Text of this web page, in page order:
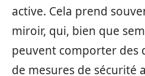
active. Cela prend
miroir, qui, bien que
peuvent comporter des
de mesures de sécurité